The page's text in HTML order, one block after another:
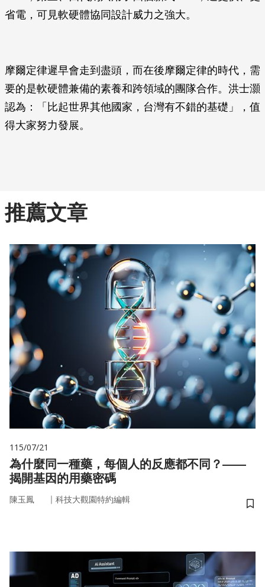
省電，可見軟硬體協同設計威力之強大。
摩爾定律遲早會走到盡頭，而在後摩爾定律的時代，需
要的是軟硬體兼備的素養和跨領域的團隊合作。洪士灝
認為：「比起世界其他國家，台灣有不錯的基礎」，值
得大家努力發展。
推薦文章
115/07/21
為什麼同一種藥，每個人的反應都不同？——
揭開基因的用藥密碼
陳玉鳳 ｜ 科技大觀園特約編輯
儲